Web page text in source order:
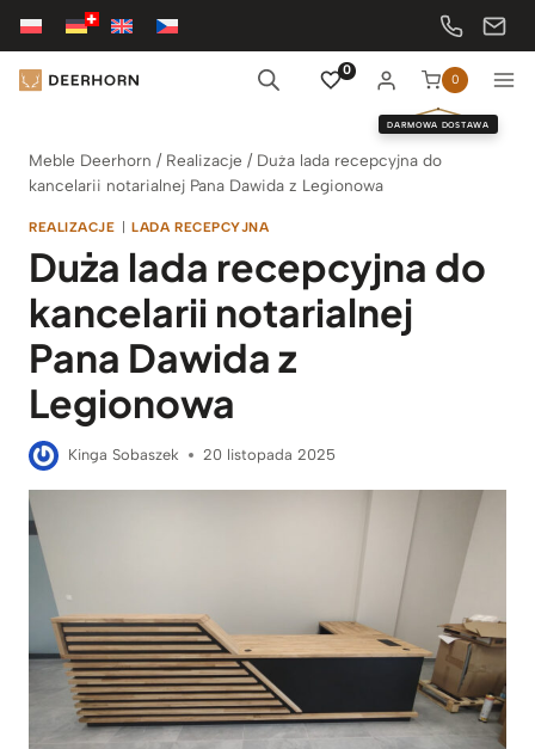
Przejdź
treści
0
0
DARMOWA DOSTAWA
Meble Deerhorn / Realizacje / Duża lada recepcyjna do
kancelarii notarialnej Pana Dawida z Legionowa
REALIZACJE | LADA RECEPCYJNA
Duża lada recepcyjna do
kancelarii notarialnej
Pana Dawida z
Legionowa
Kinga Sobaszek 20 listopada 2025